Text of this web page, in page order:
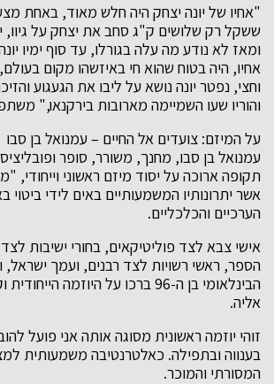
"אחיו של יונה יצחק היה חלש מאוד, באחת
ששקל רק שלושים ק"ג סחב את יצחק על
ומאז לא נודע מה עלה בגורלו, עד סוף ימיו
אחיו, היה בטוח שהוא חי באיזשהו מקום
וחצי, נפטר יונה נושא על ליבו את הגעגוע
והוריו שעו השמיימה מארובות בירקנאו,"
על המיזם: צועדים אל החיים – עמנואל בן סבו
עמנואל בן סבו, מחנך, משורר, סופר
תקופה ארוכה על יסוד מיזם ראשוני וייחודי,
אשר יתרונותיו המשמעותיים באים לידי ביטוי
הערכיים והכלכליים.
אישי צבא לצד פוליטיקאים, בחורי ישיבות
הספר, ראשי רשויות לצד רבנים, ועמך ישראל,
הבינלאומי בן ה-96 ברכו על היוזמה
אליה.
זוהי יוזמה ראשונית מסוגה אותה אני פועל
בענווה ובתפילה. כאלטרנטיבה משמעותית
המסורתי והמוכר.